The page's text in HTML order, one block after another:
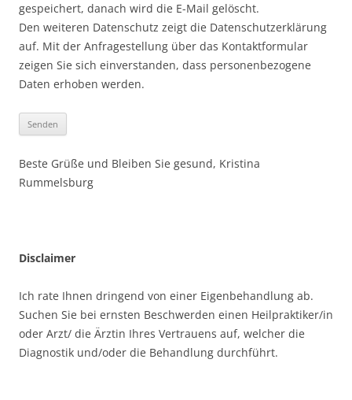
gespeichert, danach wird die E-Mail gelöscht.
Den weiteren Datenschutz zeigt die Datenschutzerklärung
auf. Mit der Anfragestellung über das Kontaktformular
zeigen Sie sich einverstanden, dass personenbezogene
Daten erhoben werden.
Beste Grüße und Bleiben Sie gesund, Kristina
Rummelsburg
Disclaimer
Ich rate Ihnen dringend von einer Eigenbehandlung ab.
Suchen Sie bei ernsten Beschwerden einen Heilpraktiker/in
oder Arzt/ die Ärztin Ihres Vertrauens auf, welcher die
Diagnostik und/oder die Behandlung durchführt.